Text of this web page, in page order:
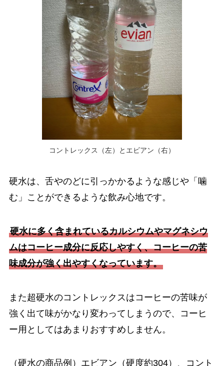
コントレックス（左）とエビアン（右）
硬水は、舌やのどに引っかかるような感じや「噛
む」ことができるような飲み心地です。
硬水に多く含まれているカルシウムやマグネシウ
ムはコーヒー成分に反応しやすく、コーヒーの苦
味成分が強く出やすくなっています。
また超硬水のコントレックスはコーヒーの苦味が
強く出て味がかなり変わってしまうので、コーヒ
ー用としてはあまりおすすめしません。
（硬水の商品例）エビアン（硬度約304）、コント